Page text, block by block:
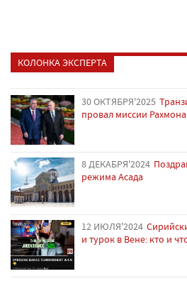
КОЛОНКА ЭКСПЕРТА
30 ОКТЯБРЯ'2025
провал миссии
8 ДЕКАБРЯ'2024
режима Асада
12 ИЮЛЯ'2024
и турок в Вене: кто и